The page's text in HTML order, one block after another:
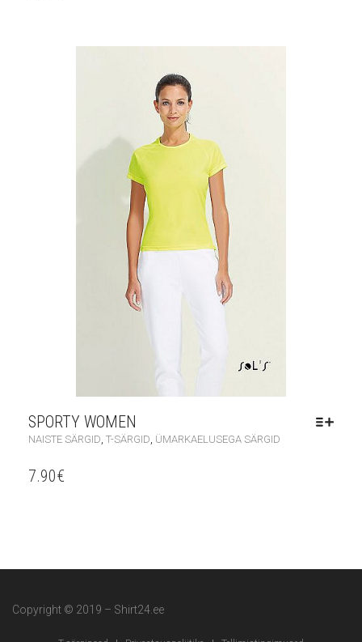
SPORTY WOMEN
NAISTE SÄRGID T-SÄRGID ÜMARKAELUSEGA SÄRGID
7.90€
Copyright © 2019 – Shirt24.ee